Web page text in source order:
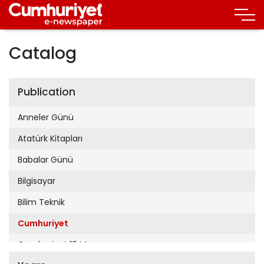
Catalog
Publication
Anneler Günü
Atatürk Kitapları
Babalar Günü
Bilgisayar
Bilim Teknik
Cumhuriyet
Cumhuriyet 19 Mayıs